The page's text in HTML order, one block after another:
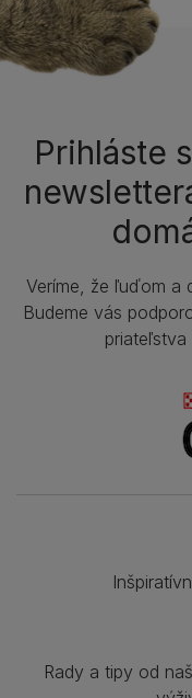
Prihláste
Veríme, že ľuďom a
Budeme vás
Rady a tipy od